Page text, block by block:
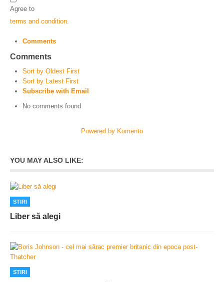
Agree to
terms and condition
Comments
Comments
Sort by Oldest First
Sort by Latest First
Subscribe with Email
No comments found
Powered by Komento
YOU MAY ALSO LIKE:
STIRI
Liber să alegi
STIRI